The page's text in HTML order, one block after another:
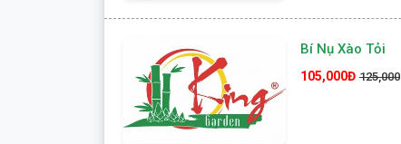
Bí Nụ Xào Tỏi
105,000Đ 125,000